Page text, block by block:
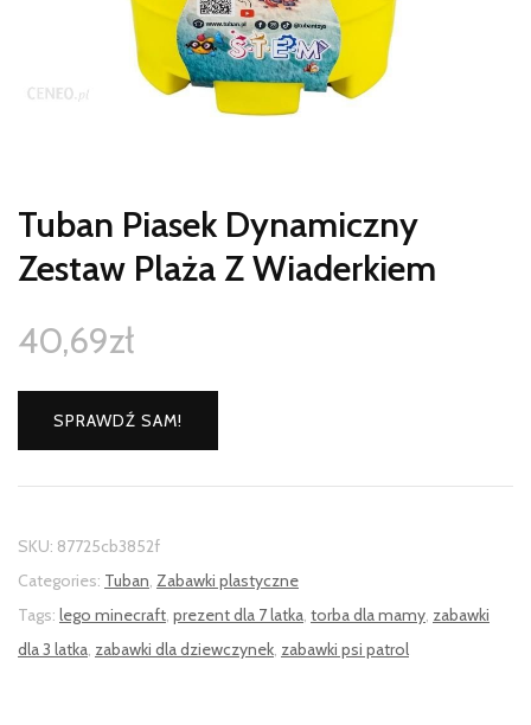
Tuban Piasek Dynamiczny
Zestaw Plaża Z Wiaderkiem
40,69zł
SPRAWDŹ SAM!
SKU: 87725cb3852f
Categories: Tuban, Zabawki plastyczne
Tags: lego minecraft, prezent dla 7 latka, torba dla mamy, zabawki
dla 3 latka, zabawki dla dziewczynek, zabawki psi patrol